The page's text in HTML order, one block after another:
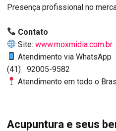
Presença profissional no
Contato
Site:www.moxmidia.com.br
Atendimento via WhatsApp
(41) 92005-9582
Atendimento em todo o
Acupuntura e seus